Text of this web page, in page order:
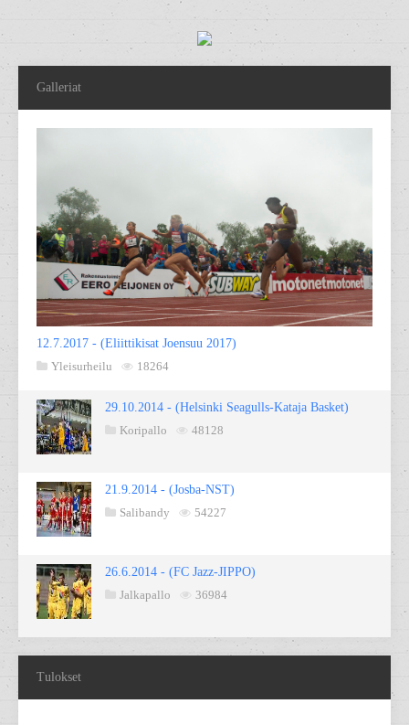
Galleriat
12.7.2017 - (Eliittikisat Joensuu 2017)
Yleisurheilu
18264
29.10.2014 - (Helsinki Seagulls-Kataja Basket)
Koripallo
48128
21.9.2014 - (Josba-NST)
Salibandy
54227
26.6.2014 - (FC Jazz-JIPPO)
Jalkapallo
36984
Tulokset